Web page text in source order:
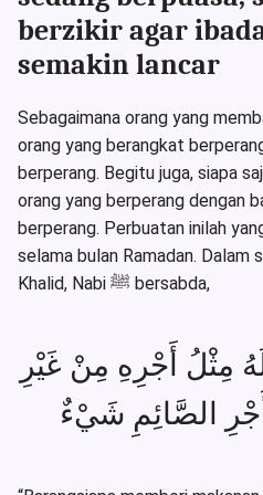
berzikir agar
semakin lancar
Sebagaimana orang yang
orang yang berangkat
berperang. Begitu juga, siapa
orang yang berperang dengan
berperang. Perbuatan inilah
selama bulan Ramadan. Dalam
Khalid, Nabi ﷺ bersabda,
مِثْلُ أَجْرِهِ مِنْ غَيْرِ
الصَّائِمِ شَيْءٌ